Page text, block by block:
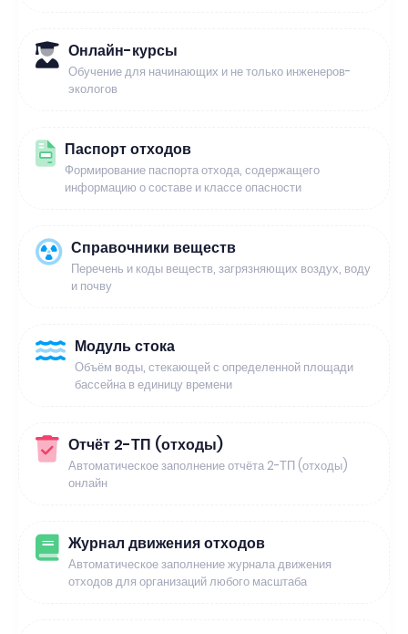
Онлайн-курсы
Обучение для начинающих и не только инженеров-
экологов
Паспорт отходов
Формирование паспорта отхода, содержащего
информацию о составе и классе опасности
Справочники веществ
Перечень и коды веществ, загрязняющих воздух, воду
и почву
Модуль стока
Объём воды, стекающей с определенной площади
бассейна в единицу времени
Отчёт 2-ТП (отходы)
Автоматическое заполнение отчёта 2-ТП (отходы)
онлайн
Журнал движения отходов
Автоматическое заполнение журнала движения
отходов для организаций любого масштаба